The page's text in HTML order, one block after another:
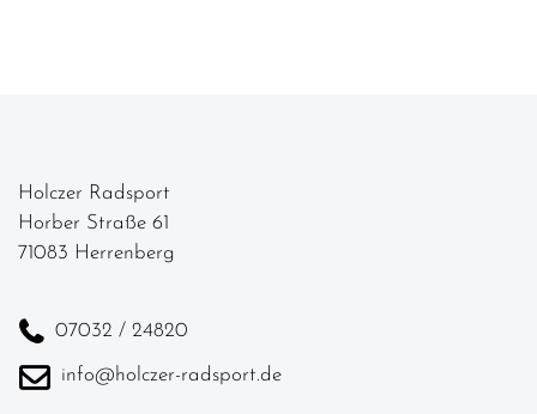
Holczer Radsport
Horber Straße 61
71083 Herrenberg
07032 / 24820
info@holczer-radsport.de